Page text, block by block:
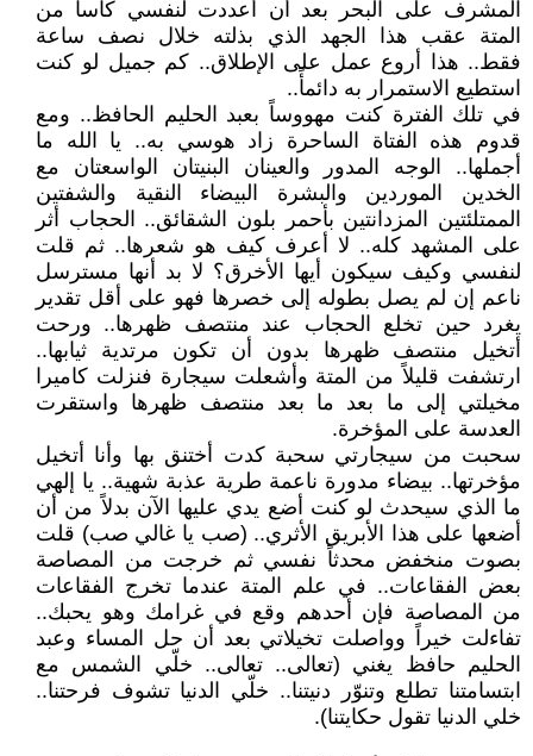
المشرف على البحر بعد أن أعددت لنفسي كأساً من
المتة عقب هذا الجهد الذي بذلته خلال نصف ساعة
فقط.. هذا أروع عمل على الإطلاق.. كم جميل لو كنت
استطيع الاستمرار به دائمأً..
في تلك الفترة كنت مهووساً بعبد الحليم الحافظ.. ومع
قدوم هذه الفتاة الساحرة زاد هوسي به.. يا الله ما
أجملها.. الوجه المدور والعينان البنيتان الواسعتان مع
الخدين الموردين والبشرة البيضاء النقية والشفتين
الممتلئتين المزدانتين بأحمر بلون الشقائق.. الحجاب أثر
على المشهد كله.. لا أعرف كيف هو شعرها.. ثم قلت
لنفسي وكيف سيكون أيها الأخرق؟ لا بد أنها مسترسل
ناعم إن لم يصل بطوله إلى خصرها فهو على أقل تقدير
يغرد حين تخلع الحجاب عند منتصف ظهرها.. ورحت
أتخيل منتصف ظهرها بدون أن تكون مرتدية ثيابها..
ارتشفت قليلاً من المتة وأشعلت سيجارة فنزلت كاميرا
مخيلتي إلى ما بعد ما بعد منتصف ظهرها واستقرت
العدسة على المؤخرة.
سحبت من سيجارتي سحبة كدت أختنق بها وأنا أتخيل
مؤخرتها.. بيضاء مدورة ناعمة طرية عذبة شهية.. يا إلهي
ما الذي سيحدث لو كنت أضع يدي عليها الآن بدلاً من أن
أضعها على هذا الأبريق الأثري.. (صب يا غالي صب) قلت
بصوت منخفض محدثاً نفسي ثم خرجت من المصاصة
بعض الفقاعات.. في علم المتة عندما تخرج الفقاعات
من المصاصة فإن أحدهم وقع في غرامك وهو يحبك..
تفاءلت خيراً وواصلت تخيلاتي بعد أن حل المساء وعبد
الحليم حافظ يغني (تعالى.. تعالى.. خلّي الشمس مع
ابتسامتنا تطلع وتنوّر دنيتنا.. خلّي الدنيا تشوف فرحتنا..
خلي الدنيا تقول حكايتنا).